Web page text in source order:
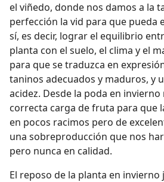
el viñedo, donde nos damos a la
perfección la vid para que pueda
sí, es decir, lograr el equilibrio
planta con el suelo, el clima y el
para que se traduzca en
taninos adecuados y maduros, y
acidez. Desde la poda en
correcta carga de fruta para que
en pocos racimos pero de
una sobreproducción que nos
pero nunca en calidad.
El reposo de la planta en invierno